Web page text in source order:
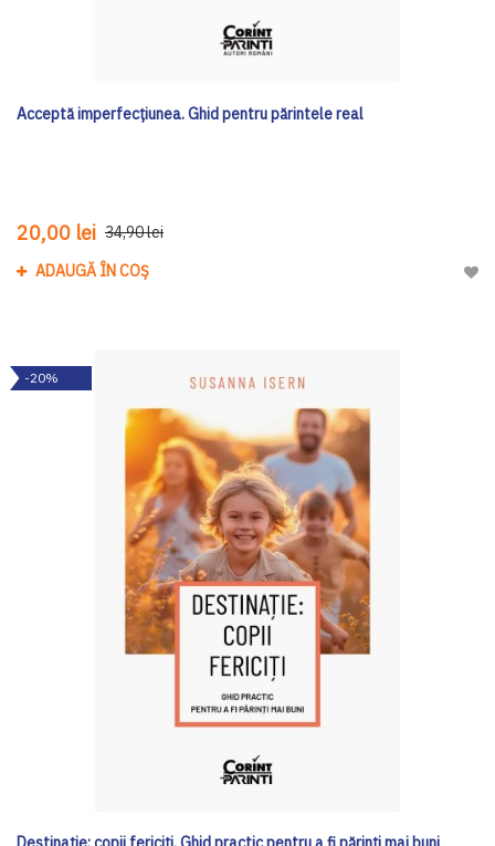
Acceptă imperfecțiunea. Ghid pentru părintele real
20,00 lei 34,90 lei
ADAUGĂ ÎN COȘ
-20%